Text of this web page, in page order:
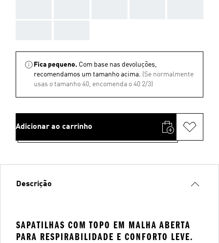
Fica pequeno. Com base nas devoluções,
recomendamos um tamanho acima. (Se normalmente
usas o tamanho 40, encomenda o 40 2/3)
Adicionar ao carrinho
Descrição
SAPATILHAS COM TOPO EM MALHA ABERTA
PARA RESPIRABILIDADE E CONFORTO LEVE.